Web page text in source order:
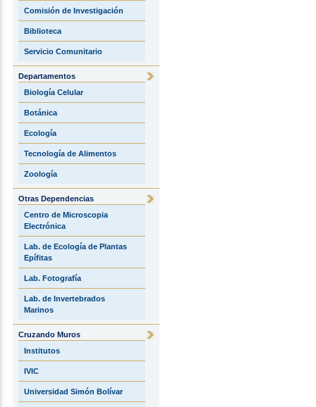
Comisión de Investigación
Biblioteca
Servicio Comunitario
Departamentos
Biología Celular
Botánica
Ecología
Tecnología de Alimentos
Zoología
Otras Dependencias
Centro de Microscopia
Electrónica
Lab. de Ecología de Plantas
Epífitas
Lab. Fotografía
Lab. de Invertebrados
Marinos
Cruzando Muros
Institutos
IVIC
Universidad Simón Bolívar